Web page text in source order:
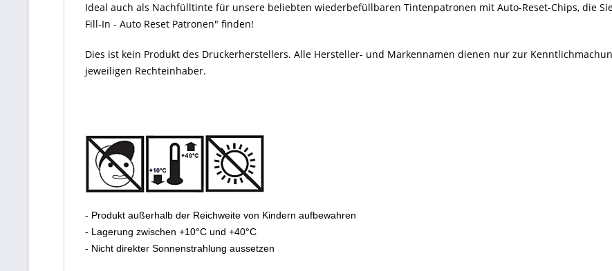
Ideal auch als Nachfülltinte für unsere beliebten wiederbefüllbaren Tintenpatronen mit Auto-Reset-Chips, die
Fill-In - Auto Reset Patronen" finden!
Dies ist kein Produkt des Druckerherstellers. Alle Hersteller- und Markennamen dienen nur zur
jeweiligen Rechteinhaber.
- Produkt außerhalb der Reichweite von Kindern aufbewahren
- Lagerung zwischen +10°C und +40°C
- Nicht direkter Sonnenstrahlung aussetzen